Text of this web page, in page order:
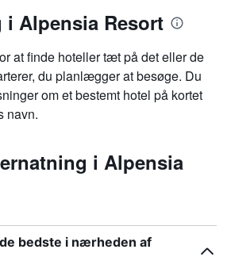
i Alpensia Resort
at finde hoteller tæt på det eller de
du planlægger at besøge. Du
om et bestemt hotel på kortet
navn.
i Alpensia
bedste i nærheden af